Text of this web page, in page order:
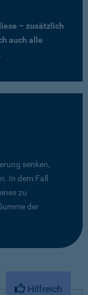
– zusätzlich
auch alle
senken,
In dem Fall
zu
der
Hilfreich